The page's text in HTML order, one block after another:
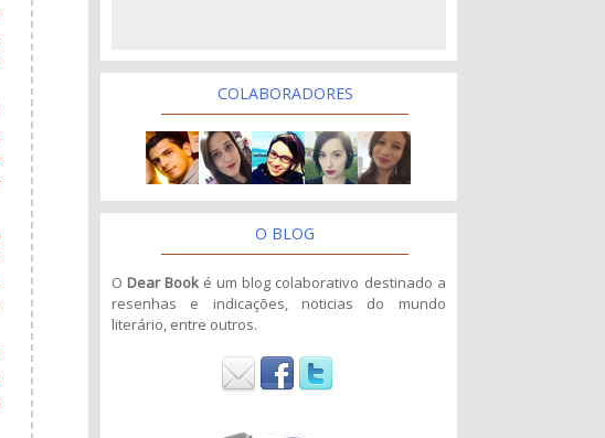
COLABORADORES
O BLOG
O Dear Book é um blog colaborativo destinado a
resenhas e indicações, noticias do mundo
literário, entre outros.